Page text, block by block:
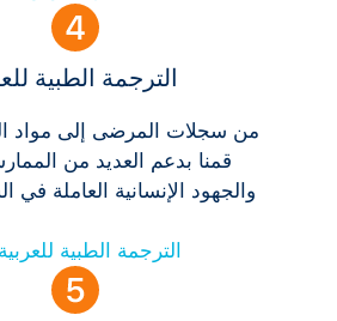
الترجمة الطبية
من سجلات المرضى إلى مواد
قمنا بدعم العديد من
والجهود الإنسانية العاملة
الترجمة الطبية للعربية